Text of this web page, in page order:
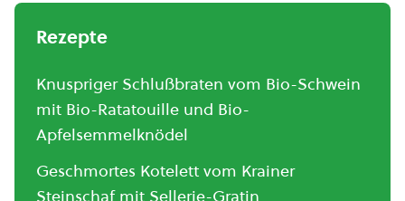
Rezepte
Knuspriger Schlußbraten vom Bio-Schwein
mit Bio-Ratatouille und Bio-
Apfelsemmelknödel
Geschmortes Kotelett vom Krainer
Steinschaf mit Sellerie-Gratin